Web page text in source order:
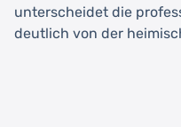
unterscheidet die
deutlich von der